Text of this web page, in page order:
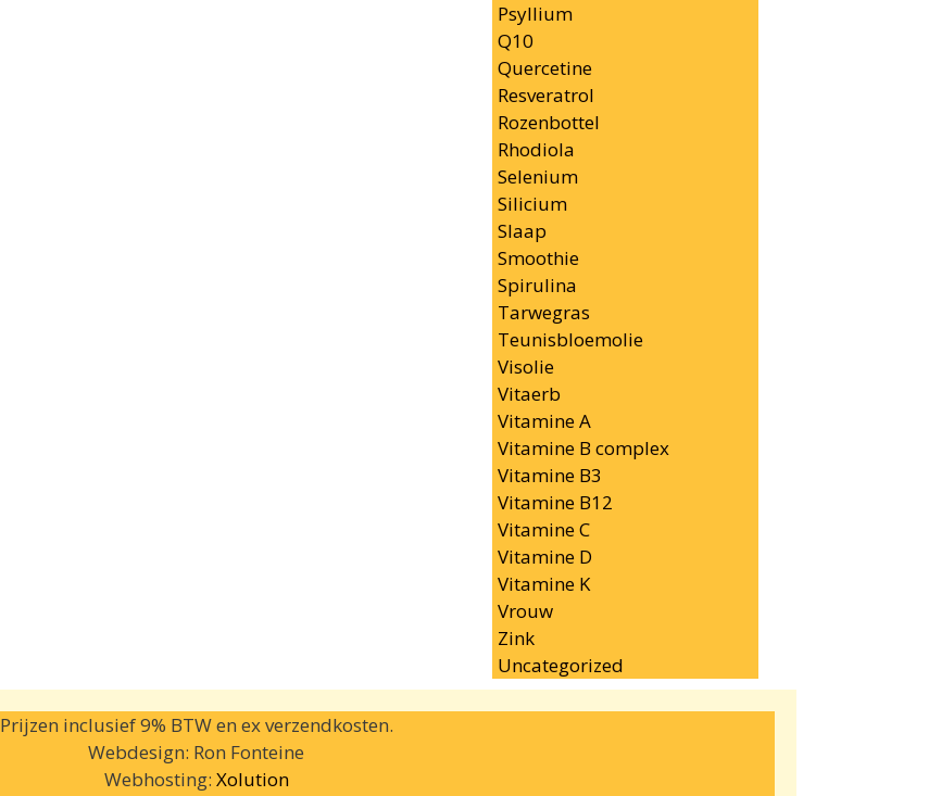
Psyllium
Q10
Quercetine
Resveratrol
Rozenbottel
Rhodiola
Selenium
Silicium
Slaap
Smoothie
Spirulina
Tarwegras
Teunisbloemolie
Visolie
Vitaerb
Vitamine A
Vitamine B complex
Vitamine B3
Vitamine B12
Vitamine C
Vitamine D
Vitamine K
Vrouw
Zink
Uncategorized
Prijzen inclusief 9% BTW en ex verzendkosten.
Webdesign: Ron Fonteine
Webhosting: Xolution